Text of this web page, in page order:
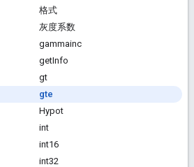
格式
灰度系数
gammainc
getInfo
gt
gte
Hypot
int
int16
int32